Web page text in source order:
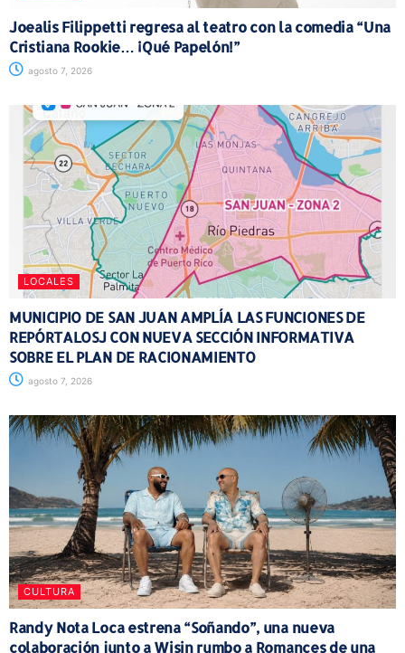
Joealis Filippetti regresa al teatro con la comedia “Una
Cristiana Rookie… ¡Qué Papelón!”
agosto 7, 2026
LOCALES
MUNICIPIO DE SAN JUAN AMPLÍA LAS FUNCIONES DE
REPÓRTALOSJ CON NUEVA SECCIÓN INFORMATIVA
SOBRE EL PLAN DE RACIONAMIENTO
agosto 7, 2026
CULTURA
Randy Nota Loca estrena “Soñando”, una nueva
colaboración junto a Wisin rumbo a Romances de una